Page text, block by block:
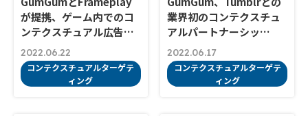
が提携、ゲーム内でのコ
ンテクスチュアル広告…
2022.06.22
コンテクスチュアルターゲテ
ィング
業界初のコンテクスチュ
アルパートナーシッ…
2022.06.17
コンテクスチュアルターゲテ
ィング